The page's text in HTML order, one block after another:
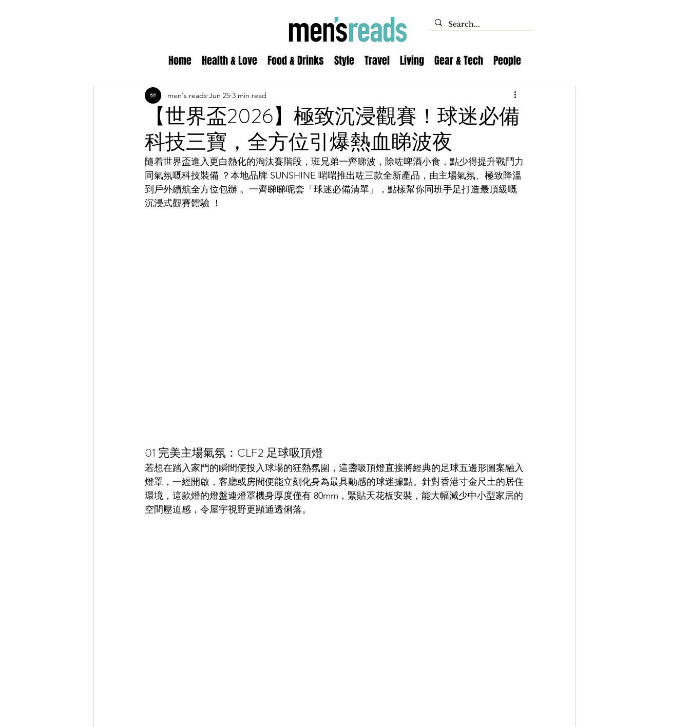
Home Health & Love Food & Drinks Style Travel Living Gear & Tech People
【世界盃2026】極致沉浸觀賽！球迷必備
科技三寶，全方位引爆熱血睇波夜
men's reads Jun 25 3 min read
隨着世界盃進入更白熱化的淘汰賽階段，班兄弟一齊睇波，除咗啤酒小食，點少得提升戰鬥力
同氣氛嘅科技裝備 ？本地品牌 SUNSHINE 啱啱推出咗三款全新產品，由主場氣氛、極致降溫
到戶外續航全方位包辦 。一齊睇睇呢套「球迷必備清單」，點樣幫你同班手足打造最頂級嘅
沉浸式觀賽體驗 ！
01 完美主場氣氛：CLF2 足球吸頂燈
若想在踏入家門的瞬間便投入球場的狂熱氛圍，這盞吸頂燈直接將經典的足球五邊形圖案融入
燈罩，一經開啟，客廳或房間便能立刻化身為最具動感的球迷據點。針對香港寸金尺土的居住
環境，這款燈的燈盤連燈罩機身厚度僅有 80mm，緊貼天花板安裝，能大幅減少中小型家居的
空間壓迫感，令屋宇視野更顯通透俐落。